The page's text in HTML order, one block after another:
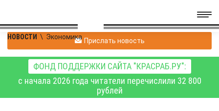
НОВОСТИ \ Экономика Прислать новость
ФОНД ПОДДЕРЖКИ САЙТА "КРАСРАБ.РУ":
с начала 2026 года читатели перечислили 32 800
рублей